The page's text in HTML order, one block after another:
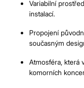
Variabilní
instalací.
Propojení
současným
Atmosféra, která
komorních